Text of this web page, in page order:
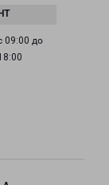
09:00 до